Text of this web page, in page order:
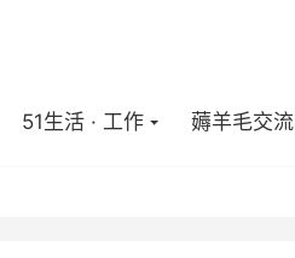
51生活 · 工作 薅羊毛交流